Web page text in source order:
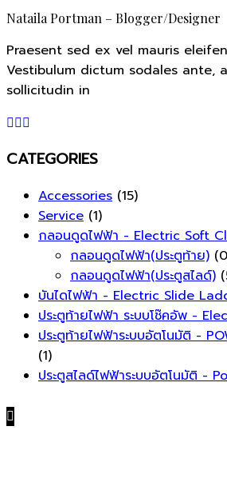
Nataila Portman – Blogger/Designer
Praesent sed ex vel mauris
Vestibulum dictum sodales ante,
sollicitudin in
CATEGORIES
Accessories (15)
Service (1)
กลอนดูดไฟฟ้า - Electric Soft
กลอนดูดไฟฟ้า(ประตูท้าย)
กลอนดูดไฟฟ้า(ประตูสไลด์)
บันไดไฟฟ้า - Electric Slide
ประตูท้ายไฟฟ้า ระบบโช๊คอัพ -
ประตูท้ายไฟฟ้าระบบอัตโนมัติ -
(1)
ประตูสไลด์ไฟฟ้าระบบอัตโนมัติ -